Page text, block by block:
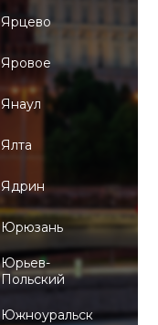
Ярцево
Яровое
Янаул
Ялта
Ядрин
Юрюзань
Юрьев-
Польский
Южноуральск